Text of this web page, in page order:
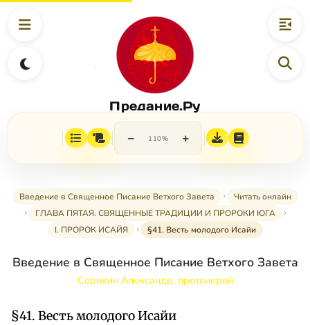
Предание.Ру
− 110% +
Введение в Священное Писание Ветхого Завета
Читать онлайн
ГЛАВА ПЯТАЯ. СВЯЩЕННЫЕ ТРАДИЦИИ И ПРОРОКИ ЮГА
I. ПРОРОК ИСАЙЯ
§41. Весть молодого Исайи
Введение в Священное Писание Ветхого Завета
Сорокин Александр, протоиерей
§41. Весть молодого Исайи